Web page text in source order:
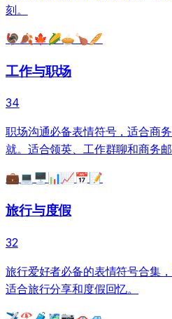
刻。
🦃🍂🍁 🌽🥧🍗🥖
工作与职场
34
职场沟通必备表情符号，适合商
就。适合领英、工作群聊和商务邮
💼💻 🖥️ 📊 📈 📅 📝
旅行与度假
32
旅行爱好者必备的表情符号合集
适合旅行分享和度假回忆。